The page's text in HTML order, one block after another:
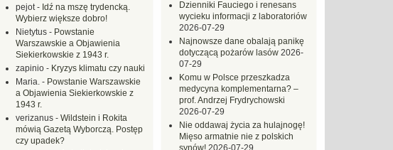
Dzienniki Fauciego i renesans
wycieku informacji z laboratoriów
2026-07-29
Najnowsze dane obalają panikę
dotyczącą pożarów lasów 2026-
07-29
Komu w Polsce przeszkadza
medycyna komplementarna? –
prof. Andrzej Frydrychowski
2026-07-29
Nie oddawaj życia za hulajnogę!
Mięso armatnie nie z polskich
synów! 2026-07-29
pejot- Idź na mszę trydencką.
Wybierz większe dobro!
Nietytus - Powstanie
Warszawskie a Objawienia
Siekierkowskie z 1943 r.
zapinio - Kryzys klimatu czy nauki
Maria. - Powstanie Warszawskie
a Objawienia Siekierkowskie z
1943 r.
verizanus - Wildstein i Rokita
mówią Gazetą Wyborczą. Postęp
czy upadek?